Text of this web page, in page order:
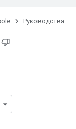
Руководства